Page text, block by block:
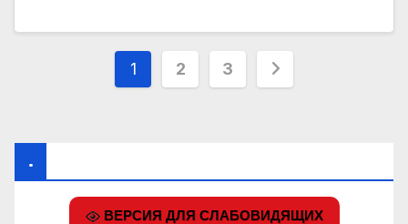
Пагинация
1 2 3
.
ВЕРСИЯ ДЛЯ СЛАБОВИДЯЩИХ